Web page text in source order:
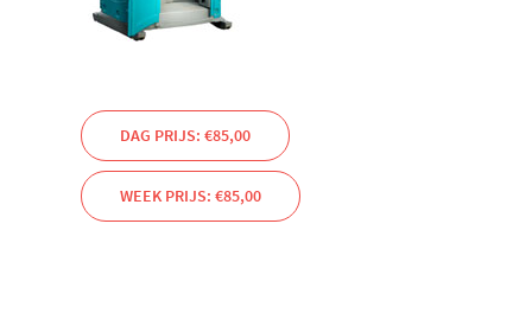
DAG PRIJS: €85,00
WEEK PRIJS: €85,00